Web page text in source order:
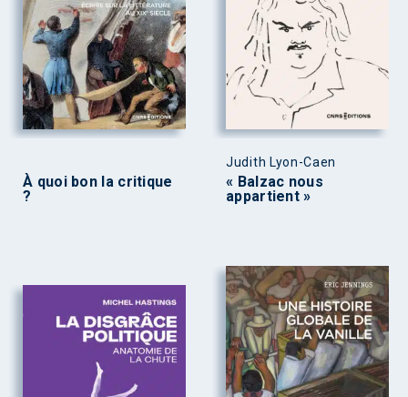
À quoi bon la critique
?
Judith Lyon-Caen
« Balzac nous
appartient »